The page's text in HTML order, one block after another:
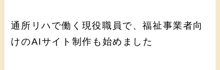
通所リハで働く現役職員で、福祉事業者向
けのAIサイト制作も始めました